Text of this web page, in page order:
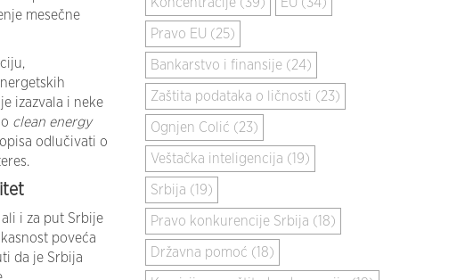
mesečne
izazvala i neke
clean energy
odlučivati o
i za put Srbije
poveća
da je Srbija
Pravo EU (25)
Bankarstvo i finansije (24)
Zaštita podataka o ličnosti (23)
Ognjen Colić (23)
Veštačka inteligencija (19)
Srbija (19)
Pravo konkurencije Srbija (18)
Državna pomoć (18)